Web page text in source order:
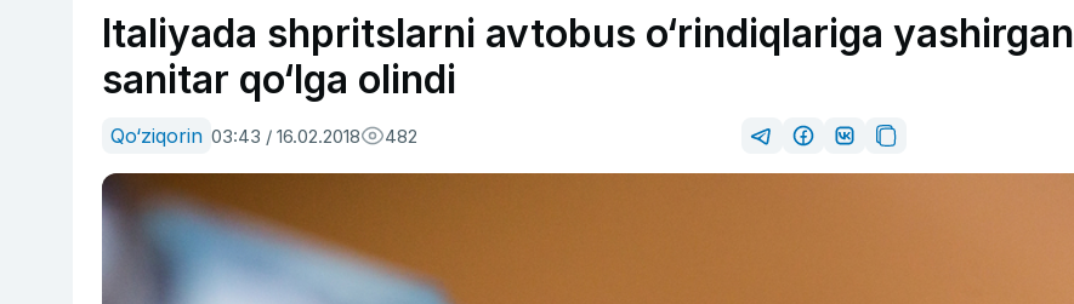
Italiyada shpritslarni avtobus o‘rindiqlariga yashirgan
sanitar qo‘lga olindi
Qo‘ziqorin 03:43 / 16.02.2018 482